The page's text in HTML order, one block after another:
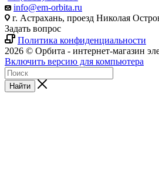
info@em-orbita.ru
г. Астрахань, проезд Николая
Задать вопрос
Политика конфиденциальности
2026 © Орбита - интернет-магазин
Включить версию для компьютера
Найти